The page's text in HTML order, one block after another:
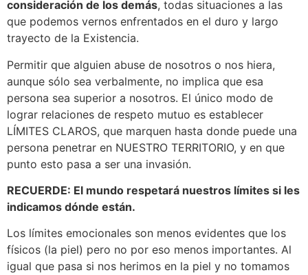
consideración de los demás, todas situaciones a las
que podemos vernos enfrentados en el duro y largo
trayecto de la Existencia.
Permitir que alguien abuse de nosotros o nos hiera,
aunque sólo sea verbalmente, no implica que esa
persona sea superior a nosotros. El único modo de
lograr relaciones de respeto mutuo es establecer
LÍMITES CLAROS, que marquen hasta donde puede una
persona penetrar en NUESTRO TERRITORIO, y en que
punto esto pasa a ser una invasión.
RECUERDE: El mundo respetará nuestros límites si les
indicamos dónde están.
Los límites emocionales son menos evidentes que los
físicos (la piel) pero no por eso menos importantes. Al
igual que pasa si nos herimos en la piel y no tomamos